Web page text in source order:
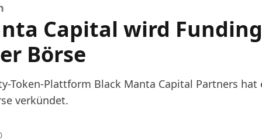
Capital wird
Börse
Token-Plattform Black Manta Capital Partners
verkündet.